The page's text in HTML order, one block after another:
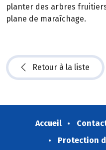
planter des arbres
plane de maraîchage.
Retour à la liste
Accueil
Protection